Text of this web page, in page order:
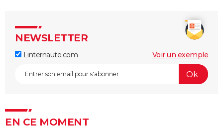
NEWSLETTER
Linternaute.com Voir un exemple
EN CE MOMENT